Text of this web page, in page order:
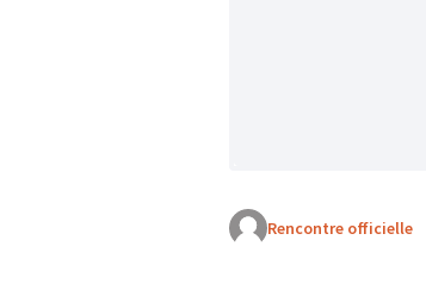
Rencontre officielle